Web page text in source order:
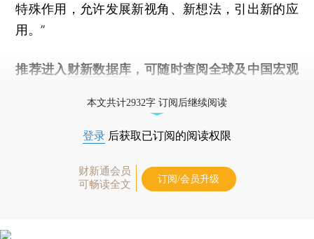
特殊作用，允许发展新视角、新想法，引出新的应
用。”
推荐进入 财新数据库 ，可随时查阅全球及中国宏观
本文共计2932字 订阅后继续阅读
登录 后获取已订阅的阅读权限
财新通会员
可畅读全文
订阅/会员升级